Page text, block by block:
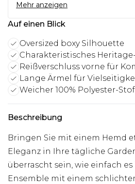
Mehr anzeigen
Auf einen Blick
Oversized boxy Silhouette
Charakteristisches
Reißverschluss vorne für
Lange Ärmel für
Weicher 100% Polyester-
Beschreibung
Bringen Sie mit einem Hemd
Eleganz in Ihre tägliche
überrascht sein, wie einfach
Ensemble mit einem